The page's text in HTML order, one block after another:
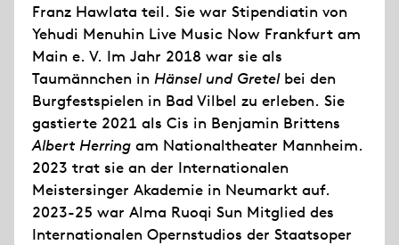
Franz Hawlata teil. Sie war Stipendiatin von
Yehudi Menuhin Live Music Now Frankfurt am
Main e. V. Im Jahr 2018 war sie als
Taumännchen in Hänsel und Gretelbei den
Burgfestspielen in Bad Vilbel zu erleben. Sie
gastierte 2021 als Cis in Benjamin Brittens
Albert Herring am Nationaltheater Mannheim.
2023 trat sie an der Internationalen
Meistersinger Akademie in Neumarkt auf.
2023-25 war Alma Ruoqi Sun Mitglied des
Internationalen Opernstudios der Staatsoper